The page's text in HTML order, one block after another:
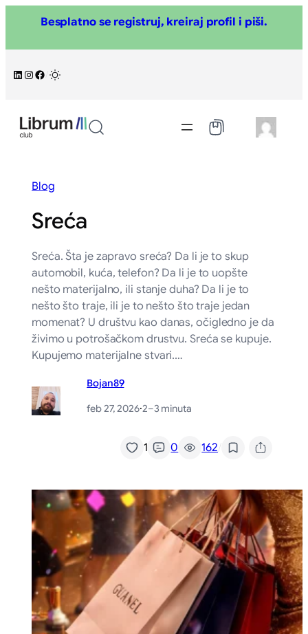
sadržaj
Besplatno se registruj, kreiraj profil i piši.
LinkedIn
Instagram
Facebook
Blog
Sreća
Sreća. Šta je zapravo sreća? Da li je to skup
automobil, kuća, telefon? Da li je to uopšte
nešto materijalno, ili stanje duha? Da li je to
nešto što traje, ili je to nešto što traje jedan
momenat? U društvu kao danas, očigledno je da
živimo u potrošačkom drustvu. Sreća se kupuje.
Kupujemo materijalne stvari.…
Bojan89
feb 27, 2026·2–3 minuta
1 0 162/